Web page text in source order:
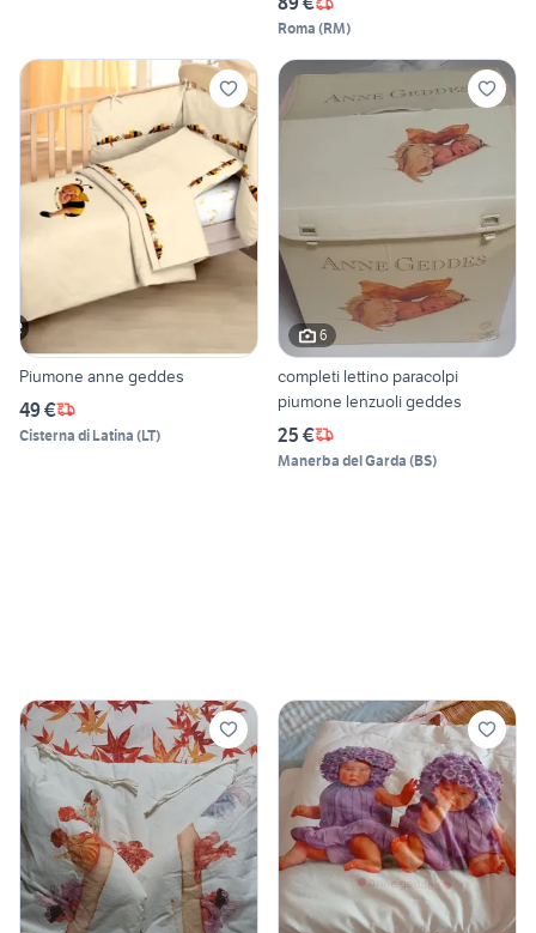
Roma (RM)
Piumone anne geddes
49 €
Cisterna di Latina (LT)
6
completi lettino paracolpi
piumone lenzuoli geddes
25 €
Manerba del Garda (BS)